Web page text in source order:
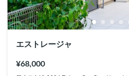
エストレージャ
¥68,000